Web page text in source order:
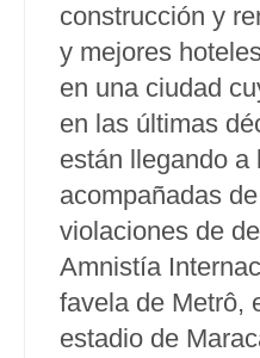
construcción y
y mejores
en una ciudad
en las últimas
están llegando
acompañadas
violaciones de
Amnistía
favela de Metrô,
estadio de